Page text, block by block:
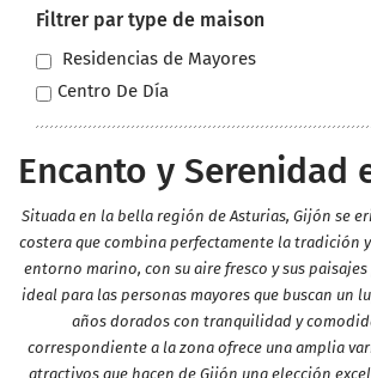
Filtrer par type de maison
Residencias de Mayores
Centro De Día
Encanto y Serenidad
Situada en la bella región de Asturias, Gijón se
costera que combina perfectamente la tradición
entorno marino, con su aire fresco y sus
ideal para las personas mayores que buscan un
años dorados con tranquilidad y
correspondiente a la zona ofrece una amplia
atractivos que hacen de Gijón una elección